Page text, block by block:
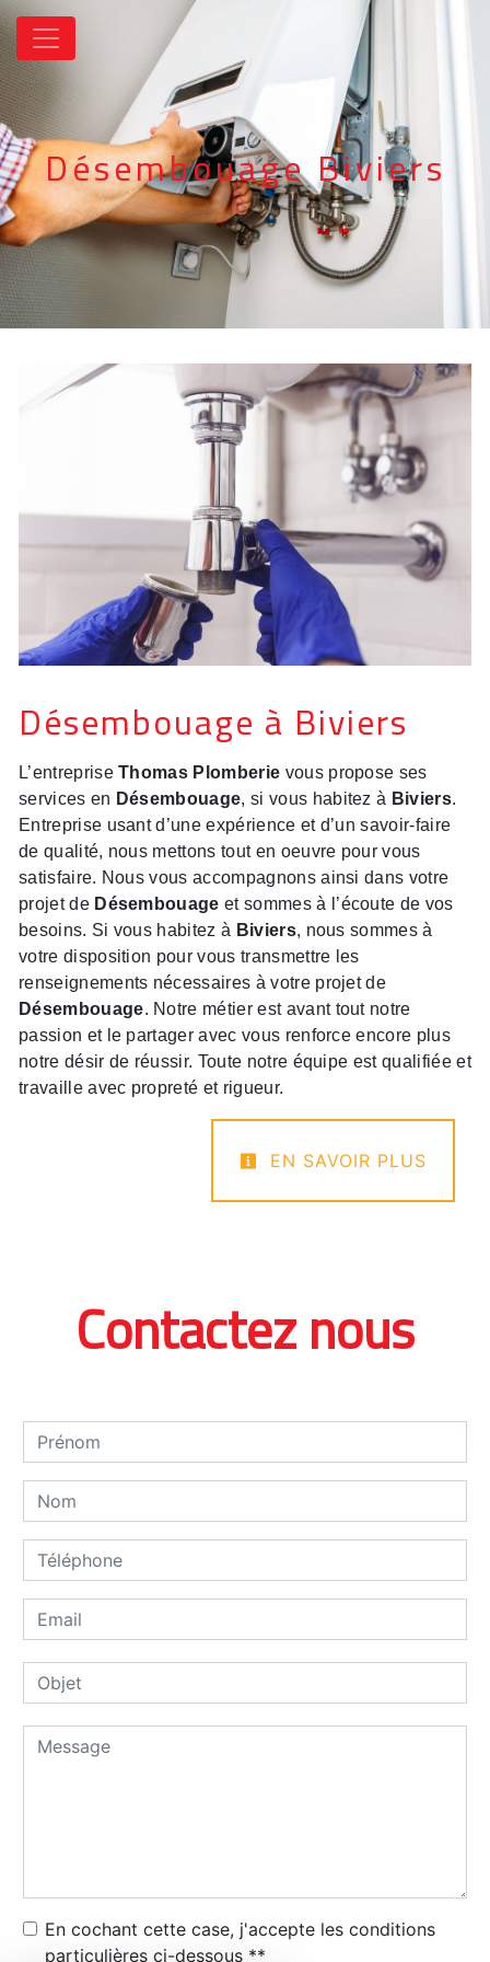
Panneau de gestion des cookies
Désembouage Biviers
Désembouage à Biviers
L’entrepriseThomas Plomberie vous propose ses
services en Désembouage, si vous habitez à Biviers.
Entreprise usant d’une expérience et d’un savoir-faire
de qualité, nous mettons tout en oeuvre pour vous
satisfaire. Nous vous accompagnons ainsi dans votre
projet de Désembouage et sommes à l’écoute de vos
besoins. Si vous habitez à Biviers, nous sommes à
votre disposition pour vous transmettre les
renseignements nécessaires à votre projet de
Désembouage. Notre métier est avant tout notre
passion et le partager avec vous renforce encore plus
notre désir de réussir. Toute notre équipe est qualifiée et
travaille avec propreté et rigueur.
EN SAVOIR PLUS
Contactez nous
En cochant cette case, j'accepte les conditions
particulières ci-dessous **